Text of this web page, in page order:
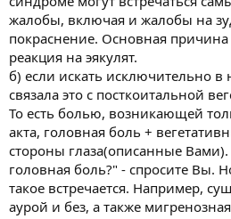
жалобы, включая и жалобы на
покраснение. Основная причина
реакция на эякулят.
б) если искать исключительно в
связала это с посткоитальной
То есть болью, возникающей
акта, головная боль +
стороны глаза(описанные
головная боль?" - спросите Вы.
такое встречается. Например,
аурой и без, а также